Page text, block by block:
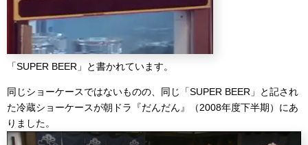
「SUPER BEER」と書かれています。
同じショーケースではないものの、同じ「SUPER BEER」と記され
た冷蔵ショーケースが朝ドラ『だんだん』（2008年度下半期）にあ
りました。